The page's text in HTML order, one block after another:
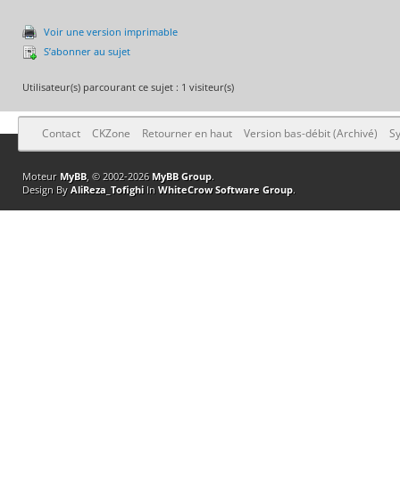
Voir une version imprimable
S’abonner au sujet
Utilisateur(s) parcourant ce sujet : 1 visiteur(s)
Contact CKZone Retourner en haut Version bas-débit (Archivé)
Moteur MyBB, © 2002-2026 MyBB Group.
Design By AliReza_TofighiIn WhiteCrow Software Group.